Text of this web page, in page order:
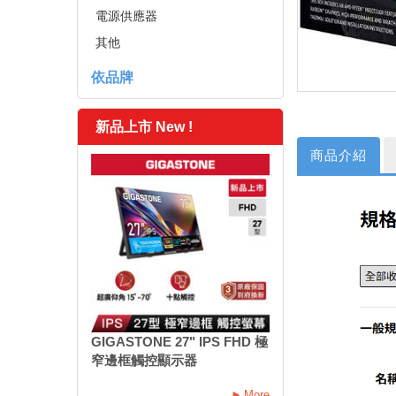
電源供應器
其他
依品牌
新品上市 New !
GIGASTONE 27" IPS FHD 極
窄邊框觸控顯示器
商品介紹